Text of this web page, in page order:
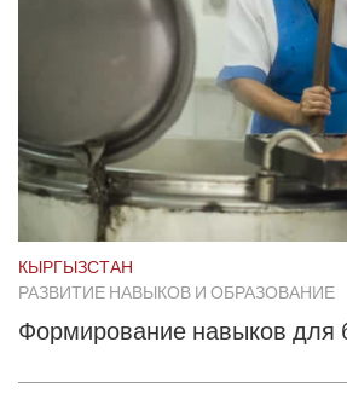
КЫРГЫЗСТАН
РАЗВИТИЕ НАВЫКОВ И ОБРАЗОВАНИЕ
Формирование навыков для